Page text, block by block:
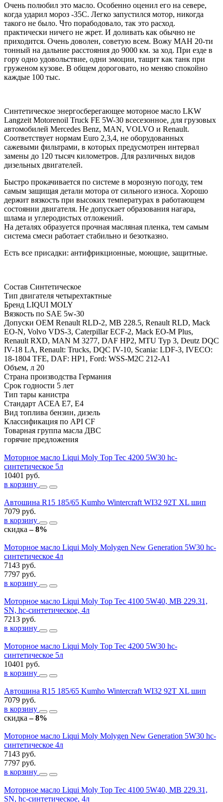
Очень полюбил это масло. Особенно оценил его на севере,
когда ударил мороз -35C. Легко запустился мотор, никогда
такого не было. Что порабодовало, так это расход.
практически ничего не жрет. И доливать как обычно не
приходится. Очень доволен, советую всем. Вожу МАН 20-ти
тонный на дальние расстояния до 9000 км. за ход. При езде в
гору одно удовольствие, одни эмоции, тащит как танк при
груженом кузове. В общем дороговато, но меняю спокойно
каждые 100 тыс.
Синтетическое энергосберегающее моторное масло LKW
Langzeit Motorenoil Truck FE 5W-30 всесезонное, для грузовых
автомобилей Mercedes Benz, MAN, VOLVO и Renault.
Соответствует нормам Euro 2,3,4, не оборудованных
сажевыми фильтрами, в которых предусмотрен интервал
замены до 120 тысяч километров. Для различных видов
дизельных двигателей.
Быстро прокачивается по системе в морозную погоду, тем
самым защищая детали мотора от сильного износа. Хорошо
держит вязкость при высоких температурах в работающем
состоянии двигателя. Не допускает образования нагара,
шлама и углеродистых отложений.
На деталях образуется прочная масляная пленка, тем самым
система смеси работает стабильно и безотказно.
Есть все присадки: антифрикционные, моющие, защитные.
Состав Синтетическое
Тип двигателя четырехтактные
Бренд LIQUI MOLY
Вязкость по SAE 5w-30
Допуски OEM Renault RLD-2, MB 228.5, Renault RLD, Mack
EO-N, Volvo VDS-3, Caterpillar ECF-2, Mack EO-M Plus,
Renault RXD, MAN M 3277, DAF HP2, MTU Typ 3, Deutz DQC
IV-18 LA, Renault: Trucks, DQC IV-10, Scania: LDF-3, IVECO:
18-1804 TFE, DAF: HP1, Ford: WSS-M2C 212-A1
Объем, л 20
Страна производства Германия
Срок годности 5 лет
Тип тары канистра
Стандарт ACEA E7, E4
Вид топлива бензин, дизель
Классификация по API CF
Товарная группа масла ДВС
горячие предложения
Моторное масло Liqui Moly Top Tec 4200 5W30 hc-
синтетическое 5л
10401 руб.
в корзину
Автошина R15 185/65 Kumho Wintercraft WI32 92T XL шип
7079 руб.
в корзину
скидка– 8%
Моторное масло Liqui Moly Molygen New Generation 5W30 hc-
синтетическое 4л
7143 руб.
7797 руб.
в корзину
Моторное масло Liqui Moly Top Tec 4100 5W40, MB 229.31,
SN, hc-синтетическое, 4л
7213 руб.
в корзину
Моторное масло Liqui Moly Top Tec 4200 5W30 hc-
синтетическое 5л
10401 руб.
в корзину
Автошина R15 185/65 Kumho Wintercraft WI32 92T XL шип
7079 руб.
в корзину
скидка– 8%
Моторное масло Liqui Moly Molygen New Generation 5W30 hc-
синтетическое 4л
7143 руб.
7797 руб.
в корзину
Моторное масло Liqui Moly Top Tec 4100 5W40, MB 229.31,
SN, hc-синтетическое, 4л